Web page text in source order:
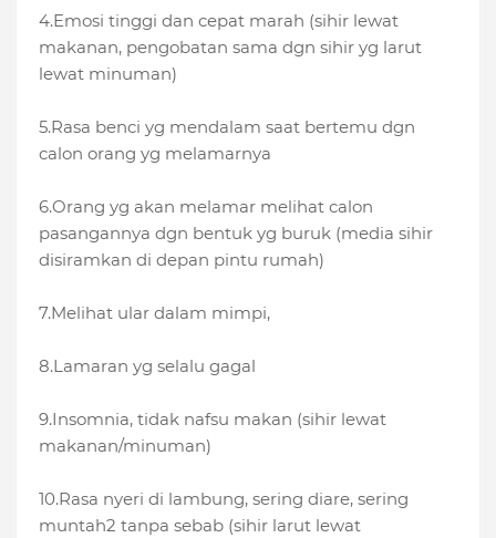
4.Emosi tinggi dan cepat marah (sihir lewat
makanan, pengobatan sama dgn sihir yg larut
lewat minuman)
5.Rasa benci yg mendalam saat bertemu dgn
calon orang yg melamarnya
6.Orang yg akan melamar melihat calon
pasangannya dgn bentuk yg buruk (media sihir
disiramkan di depan pintu rumah)
7.Melihat ular dalam mimpi,
8.Lamaran yg selalu gagal
9.Insomnia, tidak nafsu makan (sihir lewat
makanan/minuman)
10.Rasa nyeri di lambung, sering diare, sering
muntah2 tanpa sebab (sihir larut lewat